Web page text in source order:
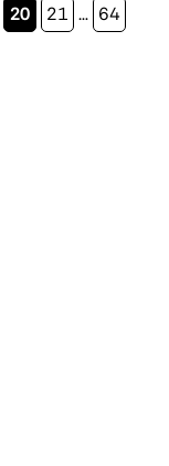
Page
20 Page
21 … Page
64